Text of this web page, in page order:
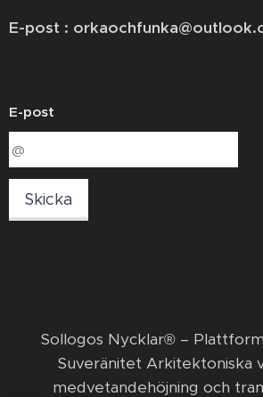
E-post :
E-post
Skicka
​Sollogos Nycklar® –
Suveränitet Arkitektoniska
medvetandehöjning och